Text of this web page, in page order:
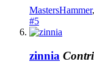
MastersHammer,
#5
zinnia